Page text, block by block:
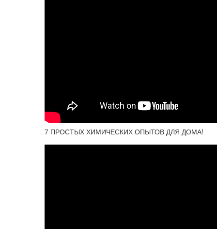
7 ПРОСТЫХ ХИМИЧЕСКИХ ОПЫТОВ ДЛЯ ДОМА!